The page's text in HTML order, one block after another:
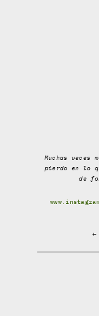
Muchas veces
pierdo en lo
de
←